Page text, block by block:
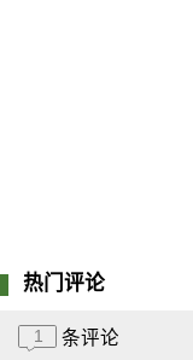
热门评论
1 条评论